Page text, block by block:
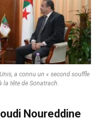
a connu un « second souffle
la tête de Sonatrach.
Noureddine